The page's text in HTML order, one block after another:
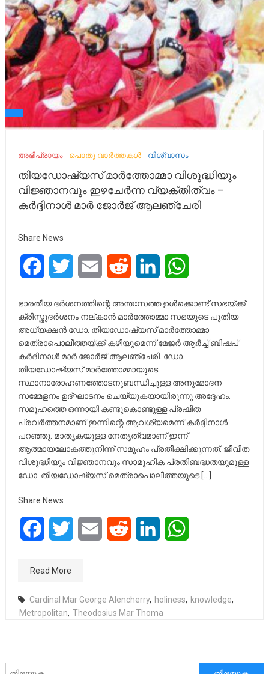
അഭിപ്രായം പൊതു വാർത്തകൾ വിശ്വാസം
തിയഡോഷ്യസ് മാർത്തോമ്മാ വിശുദ്ധിയും
വിജ്ഞാനവും ഇഴചേർന്ന വ്യക്തിത്വം –
കർദ്ദിനാൾ മാർ ജോ‍ർജ് ആലഞ്ചേരി
Share News
FacebookTwitter Email Reddit LinkedIn
ഭാരതീയ ദർശനത്തിന്റെ അന്തഃസത്ത ഉൾക്കൊണ്ട് സഭയ്ക്ക്
ക്രിസ്തുദർശനം നല്കാൻ മാർത്തോമ്മാ സഭയുടെ പുതിയ
അധ്യക്ഷൻ ഡോ. തിയഡോഷ്യസ് മാർത്തോമ്മാ
മെത്രാപൊലീത്തയ്ക്ക് കഴിയുമെന്ന് മേജർ ആർച്ച് ബിഷപ്
കർദിനാൾ മാർ ജോർജ് ആലഞ്ചേരി. ഡോ.
തിയഡോഷ്യസ് മാർത്തോമ്മായുടെ
സ്ഥാനാരോഹണത്തോടനുബന്ധിച്ചുള്ള അനുമോദന
സമ്മേളനം ഉദ്ഘാടനം ചെയ്യുകയായിരുന്നു അദ്ദേഹം.
സമൂഹത്തെ ഒന്നായി കണ്ടുകൊണ്ടുള്ള പ്രഷിത
പ്രവർത്തനമാണ് ഇന്നിന്റെ ആവശ്യമെന്ന് കർദ്ദിനാൾ
പറഞ്ഞു. മാതൃകയുള്ള നേതൃത്വമാണ് ഇന്ന്
ആത്മായലോകത്തുനിന്ന് സമൂഹം പ്രതീക്ഷിക്കുന്നത്. ജീവിത
വിശുദ്ധിയും വിജ്ഞാനവും സാമൂഹിക പ്രതിബദ്ധതയുമുള്ള
ഡോ. തിയഡോഷ്യസ് മെത്രാപൊലീത്തയുടെ […]
Share News
FacebookTwitter Email Reddit LinkedIn
Read More
Cardinal Mar George Alencherry, holiness, knowledge,
Metropolitan, Theodosius Mar Thoma
അനേഷിക്കുക